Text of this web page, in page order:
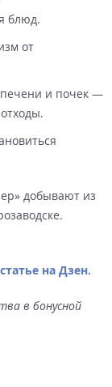
блюд.
от
печени и почек —
добывают из
на Дзен.
в бонусной